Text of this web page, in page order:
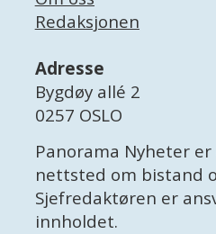
Redaksjonen
Adresse
Bygdøy allé 2
0257 OSLO
Panorama Nyheter
nettsted om bistand
Sjefredaktøren er
innholdet.